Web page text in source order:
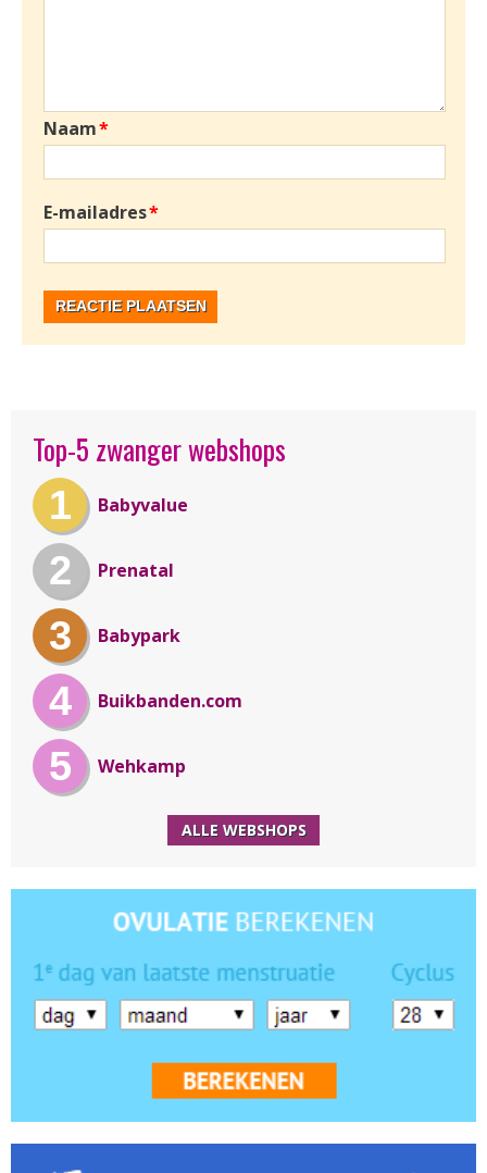
Naam*
E-mailadres*
Top-5 zwanger webshops
1 Babyvalue
2 Prenatal
3 Babypark
4 Buikbanden.com
5 Wehkamp
ALLE WEBSHOPS